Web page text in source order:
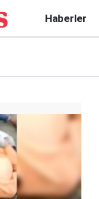
Haberler